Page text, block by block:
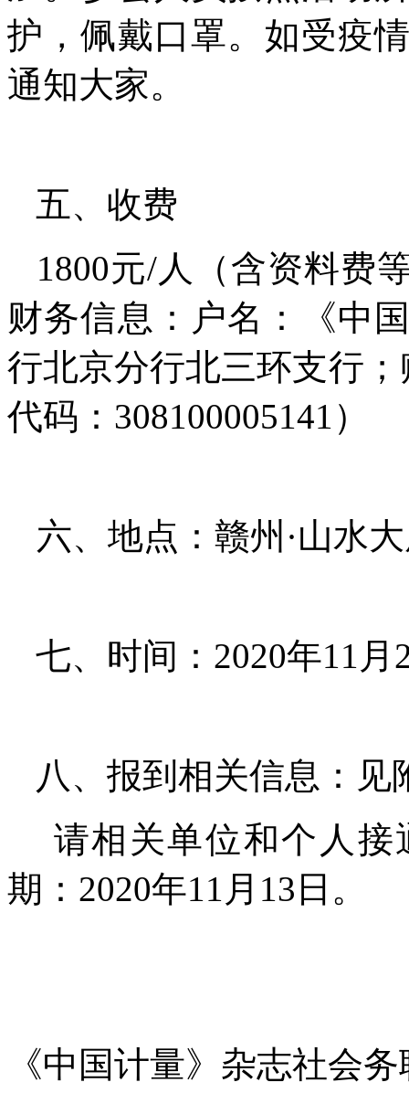
护，佩戴口罩。如受疫
通知大家。
五、收费
1800元/人（含资料费
财务信息：户名：《中
行北京分行北三环支行；
代码：308100005141）
六、地点：赣州·山水
七、时间：2020年11 月
八、报到相关信息：见
请相关单位和个人接
期： 2020年11 月 13 日。
《中国计量》杂志社会